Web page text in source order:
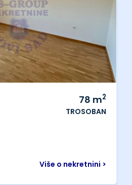
78 m2
TROSOBAN
Više o nekretnini >